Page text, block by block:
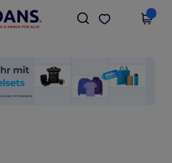
in der App!
App holen